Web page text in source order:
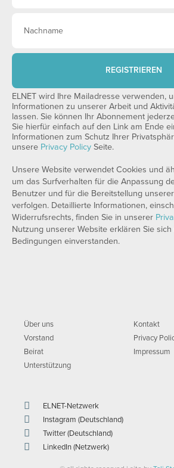
REGISTRIEREN
ELNET wird Ihre Mailadresse verwenden,
Informationen zu unserer Arbeit und
lassen. Sie können Ihr Abonnement
Sie hierfür einfach auf den Link am Ende
Informationen zum Schutz Ihrer
unsere Privacy Policy Seite.
Unsere Website verwendet Cookies und
um das Surfverhalten für die Anpassung
Benutzer und für die Bereitstellung
verfolgen. Detaillierte Informationen,
Widerrufsrechts, finden Sie in unserer
Nutzung unserer Website erklären Sie
Bedingungen einverstanden.
Über uns
Vorstand
Beirat
Unterstützung
Kontakt
Privacy
Impressum
ELNET-Netzwerk
Instagram (Deutschland)
Twitter (Deutschland)
LinkedIn (Netzwerk)